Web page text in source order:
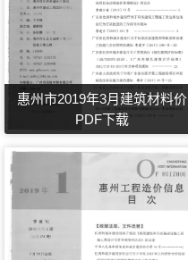
惠州市2019年3月建筑材料价
PDF下载